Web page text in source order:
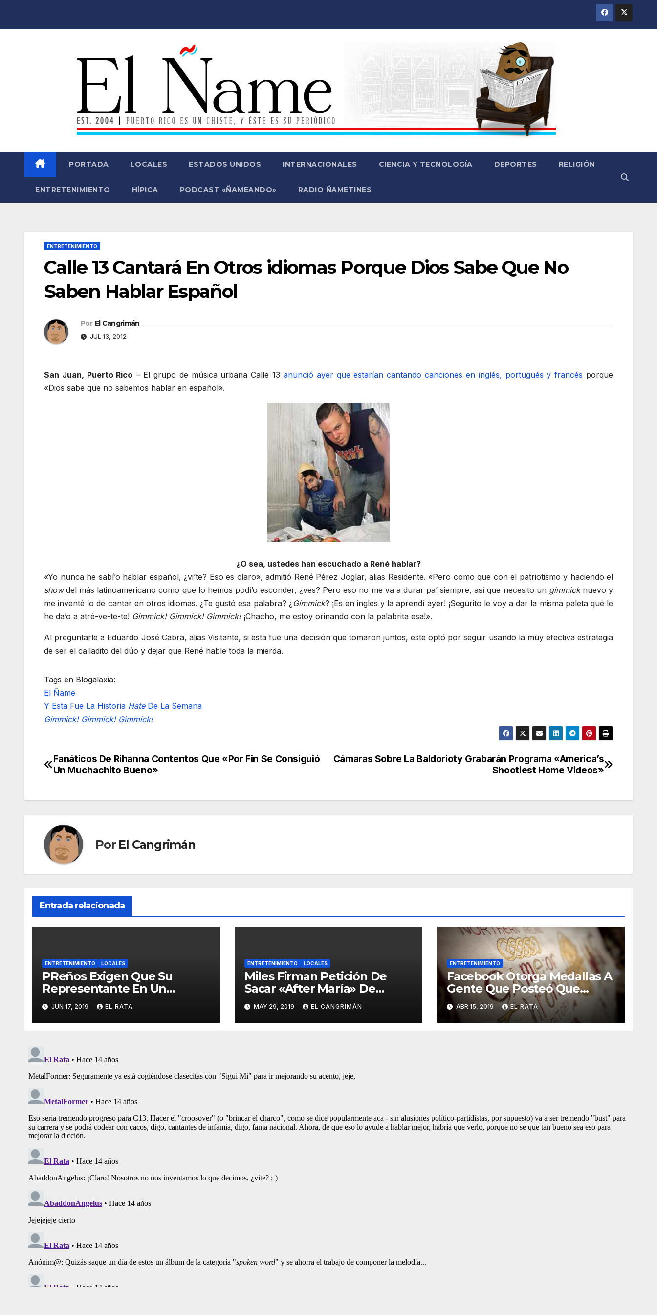
PORTADA LOCALES ESTADOS UNIDOS INTERNACIONALES CIENCIA Y TECNOLOGÍA DEPORTES RELIGIÓN
ENTRETENIMIENTO HÍPICA PODCAST «ÑAMEANDO» RADIO ÑAMETINES
ENTRETENIMIENTO
Calle 13 Cantará En Otros idiomas Porque Dios Sabe Que No
Saben Hablar Español
Por El Cangrimán
JUL 13, 2012
San Juan, Puerto Rico – El grupo de música urbana Calle 13 anunció ayer que estarían cantando canciones en inglés, portugués y francés porque
«Dios sabe que no sabemos hablar en español».
¿O sea, ustedes han escuchado a René hablar?
«Yo nunca he sabí’o hablar español, ¿vi’te? Eso es claro», admitió René Pérez Joglar, alias Residente. «Pero como que con el patriotismo y haciendo el
showdel más latinoamericano como que lo hemos podí’o esconder, ¿ves? Pero eso no me va a durar pa’ siempre, así que necesito un gimmicknuevo y
me inventé lo de cantar en otros idiomas. ¿Te gustó esa palabra? ¿Gimmick? ¡Es en inglés y la aprendí ayer! ¡Segurito le voy a dar la misma paleta que le
he da’o a atré-ve-te-te! Gimmick! Gimmick! Gimmick!¡Chacho, me estoy orinando con la palabrita esa!».
Al preguntarle a Eduardo José Cabra, alias Visitante, si esta fue una decisión que tomaron juntos, este optó por seguir usando la muy efectiva estrategia
de ser el calladito del dúo y dejar que René hable toda la mierda.
Tags en Blogalaxia:
El Ñame
Y Esta Fue La Historia HateDe La Semana
Gimmick! Gimmick! Gimmick!
Navegación
entradas
Cámaras Sobre La Baldorioty Grabarán Programa «America’s
Shootiest Home Videos»
Fanáticos De Rihanna Contentos Que «Por Fin Se Consiguió
Un Muchachito Bueno»
Por El Cangrimán
Entrada relacionada
ENTRETENIMIENTO LOCALES
PReños Exigen Que Su
Representante En Un
Concurso Superficial E
Irrelevante Sea «Boricua De
Pura Cepa»
JUN 17, 2019 EL RATA
ENTRETENIMIENTO LOCALES
Miles Firman Petición De
Sacar «After María» De
Netflix Porque El
Documental No Trata Sobre
Lo Que Ellos Quieren Que
MAY 29, 2019 EL CANGRIMÁN
ENTRETENIMIENTO
Facebook Otorga Medallas A
Gente Que Posteó Que
Nunca Ha Visto «Game Of
Thrones»
ABR 15, 2019 EL RATA